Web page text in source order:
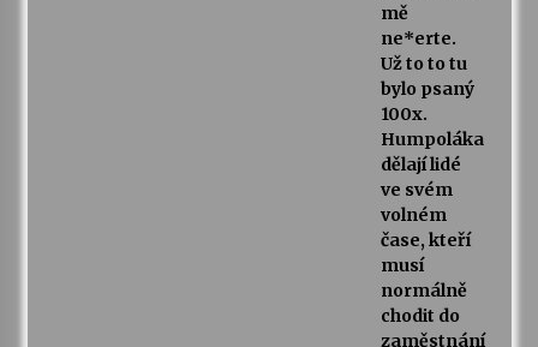
mě
ne*erte.
Už to to tu
bylo psaný
100x.
Humpoláka
dělají lidé
ve svém
volném
čase, kteří
musí
normálně
chodit do
zaměstnání